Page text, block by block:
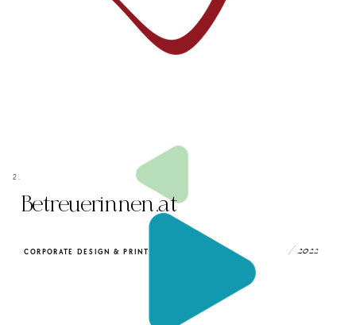
2.
Betreuerinnen.at
/ 2022
CORPORATE DESIGN & PRINT